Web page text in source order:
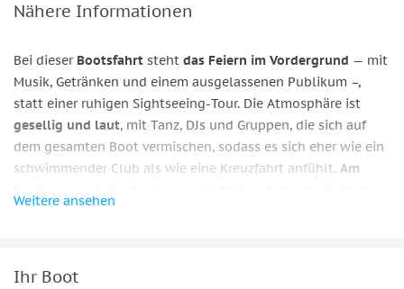
Nähere Informationen
Bei dieser Bootsfahrt steht das Feiern im Vordergrund — mit
Musik, Getränken und einem ausgelassenen Publikum –,
statt einer ruhigen Sightseeing-Tour. Die Atmosphäre ist
gesellig und laut, mit Tanz, DJs und Gruppen, die sich auf
dem gesamten Boot vermischen, sodass es sich eher wie ein
schwimmender Club als wie eine Kreuzfahrt anfühlt. Am
Komfort, Platzangebot und die Qualität der DJs je nach
Weitere ansehen
Ihr Boot